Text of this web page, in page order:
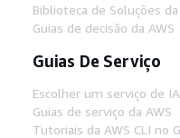
Biblioteca de Soluções da
Guias de decisão da AWS
Guias De Serviço
Escolher um serviço de
Guias de serviço da AWS
Tutoriais da AWS CLI no